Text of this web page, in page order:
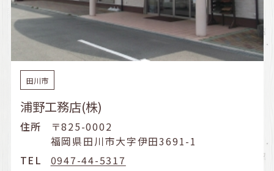
田川市
浦野工務店(株)
住所
〒825-0002
福岡県田川市大字伊田3691-1
TEL
0947-44-5317